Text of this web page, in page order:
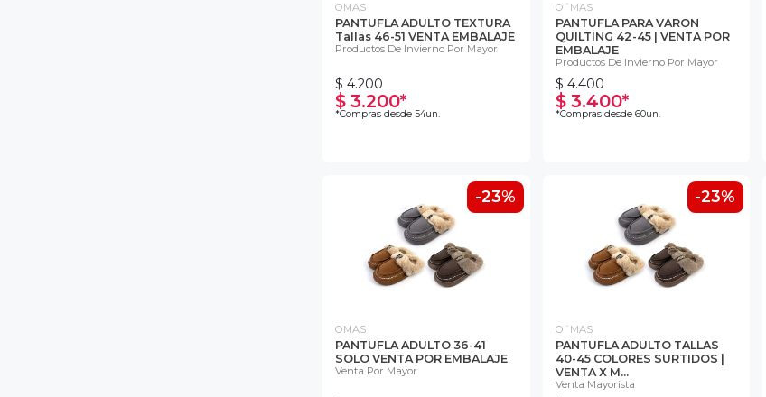
OMAS
PANTUFLA ADULTO TEXTURA
Tallas 46-51 VENTA EMBALAJE
Productos De Invierno Por Mayor
$ 4.200
$ 3.200*
*Compras desde 54un.
O´MAS
PANTUFLA PARA VARON
QUILTING 42-45 | VENTA POR
EMBALAJE
Productos De Invierno Por Mayor
$ 4.400
$ 3.400*
*Compras desde 60un.
-23%
OMAS
PANTUFLA ADULTO 36-41
SOLO VENTA POR EMBALAJE
Venta Por Mayor
-23%
O´MAS
PANTUFLA ADULTO TALLAS
40-45 COLORES SURTIDOS |
VENTA X M...
Venta Mayorista